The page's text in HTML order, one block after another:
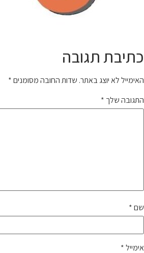
כתיבת תגובה
האימייל לא יוצג באתר. שדות החובה מסומנים*
התגובה שלך *
שם*
אימייל*